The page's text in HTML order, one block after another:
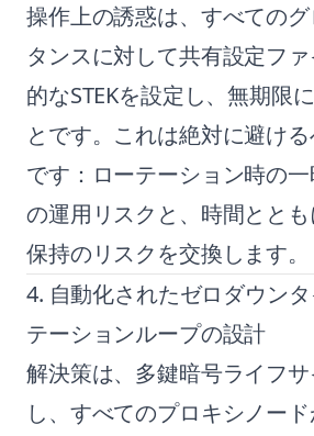
操作上の誘惑は、すべての
タンスに対して共有設定フ
的なSTEKを設定し、無期限
とです。これは絶対に避け
です：ローテーション時の
の運用リスクと、時間とと
保持のリスクを交換します。
4. 自動化されたゼロダウンタ
テーションループの設計
解決策は、多鍵暗号ライフ
し、すべてのプロキシノー